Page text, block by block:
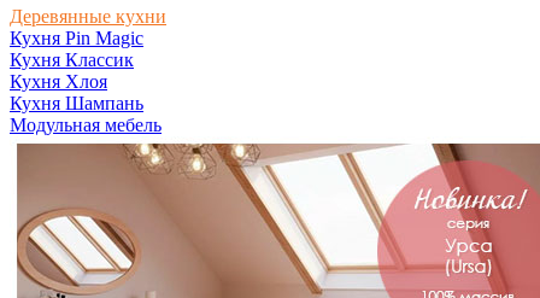
Деревянные кухни
Кухня Pin Magic
Кухня Классик
Кухня Хлоя
Кухня Шампань
Модульная мебель